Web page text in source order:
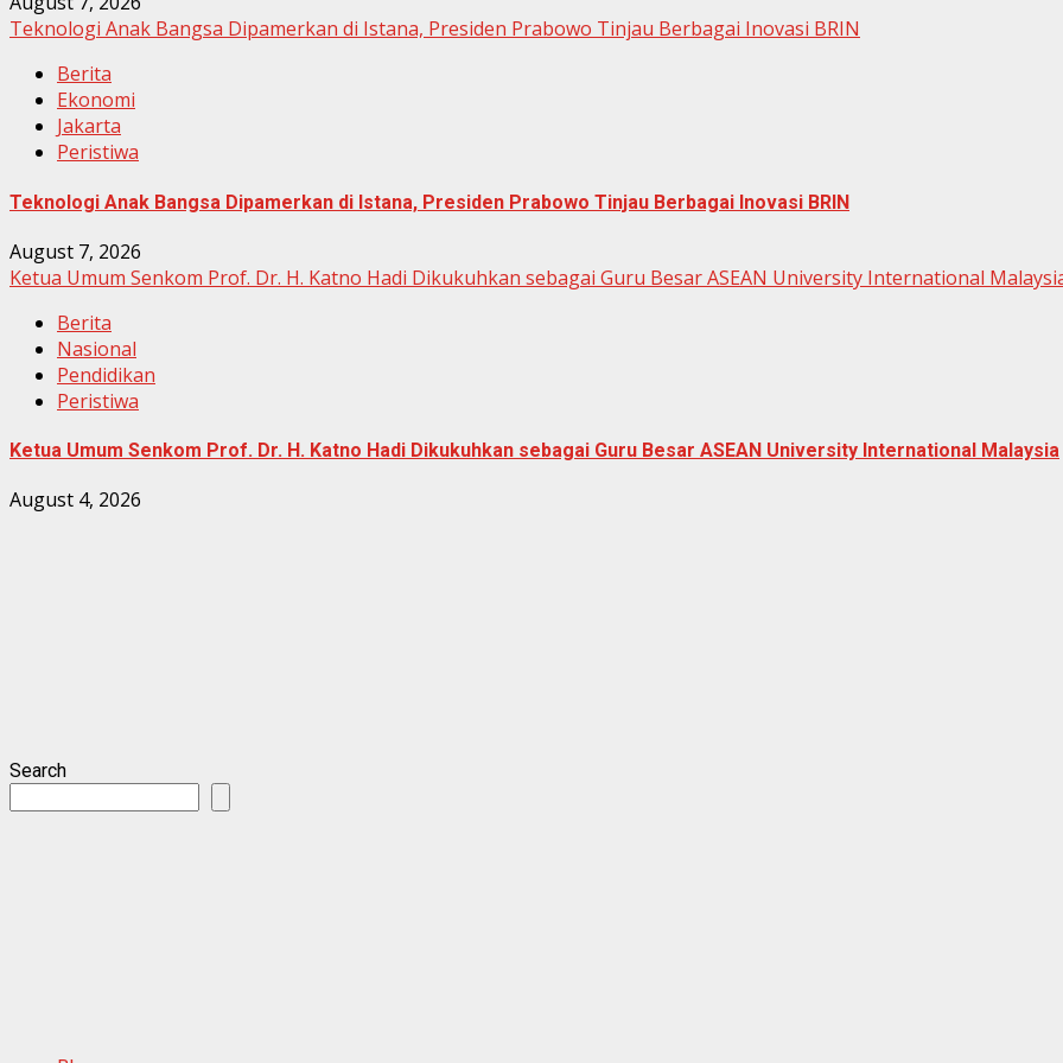
Teknologi Anak Bangsa Dipamerkan di Istana, Presiden Prabowo Tinjau Berbagai Inovasi BRIN
Berita
Ekonomi
Jakarta
Peristiwa
Teknologi Anak Bangsa Dipamerkan di Istana, Presiden Prabowo Tinjau Berbagai Inovasi BRIN
August 7, 2026
Ketua Umum Senkom Prof. Dr. H. Katno Hadi Dikukuhkan sebagai Guru Besar ASEAN University International
Berita
Nasional
Pendidikan
Peristiwa
Ketua Umum Senkom Prof. Dr. H. Katno Hadi Dikukuhkan sebagai Guru Besar ASEAN University International Malaysia
August 4, 2026
Search